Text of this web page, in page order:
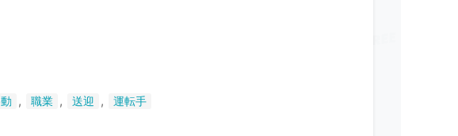
, 職業 , 送迎 , 運転手